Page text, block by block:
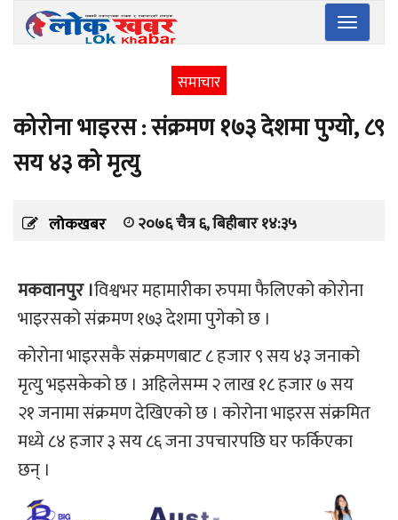
Toggle
समाचार
कोरोना भाइरस : संक्रमण १७३ देशमा पुग्यो, ८९
सय ४३ को मृत्यु
लोकखबर २०७६ चैत्र ६, बिहीबार १४:३५
मकवानपुर ।विश्वभर महामारीका रुपमा फैलिएको कोरोना
भाइरसको संक्रमण १७३ देशमा पुगेको छ ।
कोरोना भाइरसकै संक्रमणबाट ८ हजार ९ सय ४३ जनाको
मृत्यु भइसकेको छ । अहिलेसम्म २ लाख १८ हजार ७ सय
२१ जनामा संक्रमण देखिएको छ । कोरोना भाइरस संक्रमित
मध्ये ८४ हजार ३ सय ८६ जना उपचारपछि घर फर्किएका
छन् ।